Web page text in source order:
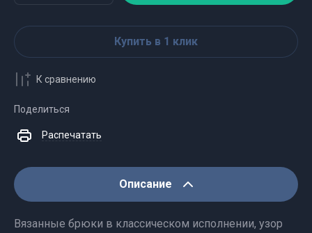
Купить в 1 клик
К сравнению
Поделиться
Распечатать
Описание
Вязанные брюки в классическом исполнении, узор